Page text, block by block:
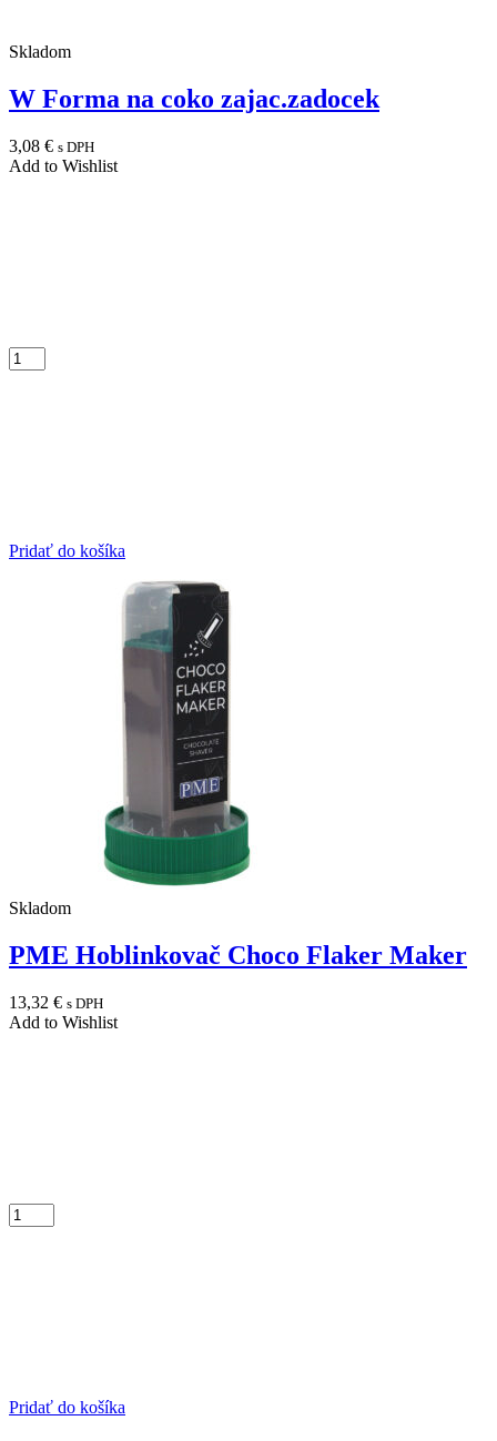
Skladom
W Forma na coko zajac.zadocek
3,08 € s DPH
Add to Wishlist
Pridať do košíka
Skladom
PME Hoblinkovač Choco Flaker Maker
13,32 € s DPH
Add to Wishlist
Pridať do košíka